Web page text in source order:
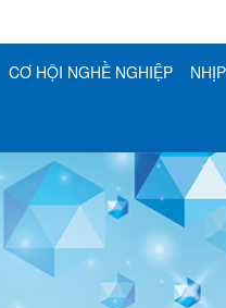
CƠ HỘI NGHỀ NGHIỆP